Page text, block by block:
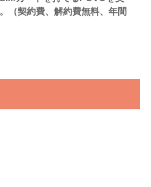
（契約費、解約費無料、年間